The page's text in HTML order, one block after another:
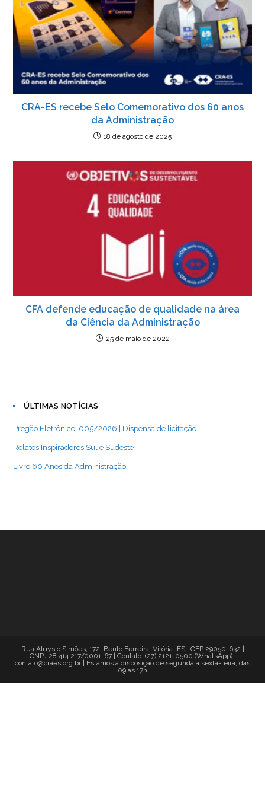
CRA-ES recebe Selo Comemorativo dos 60 anos
da Administração
18 de agosto de 2025
CFA defende educação de qualidade na área
da Ciência da Administração
25 de maio de 2022
ÚLTIMAS NOTÍCIAS
Pregão Eletrônico: 005/2026 | Dispensa de licitação
Relatos Inspiradores Sul e Sudeste
Livro 60 Anos da Administração
Rua Aluysio Simões, 172, Bento Ferreira, Vitória–ES | CEP 29050-632 |
CNPJ 28.414.217/0001-67 | Contato: (27) 2121-0500 (WhatsApp) |
contato@craes.org.br | Estamos à disposição de segunda a sexta-feira, das
09 às 17h